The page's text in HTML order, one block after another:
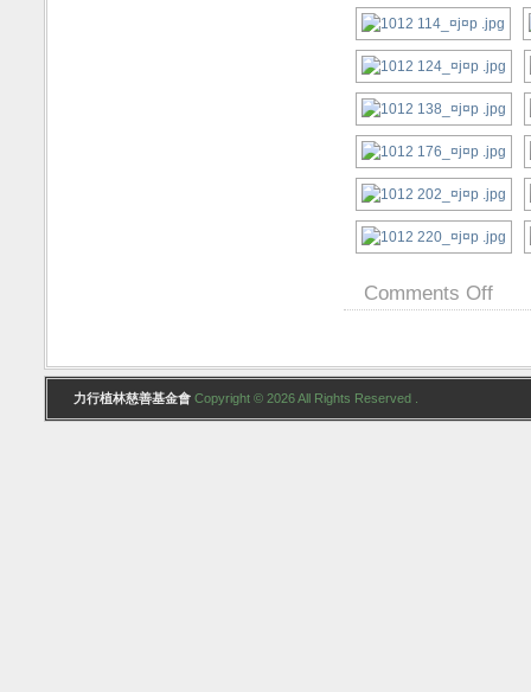
Comments Off
力行植林慈善基金會 Copyright © 2026 All Rights Reserved .